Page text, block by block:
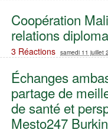
Coopération
relations
3 Réactions samedi 11 juillet
Échanges
partage de
de santé et
Mesto247